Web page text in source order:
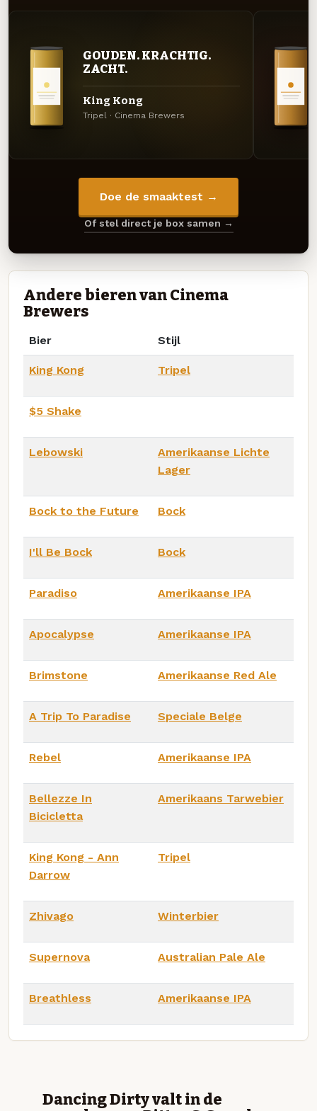
GOUDEN. KRACHTIG.
ZACHT.
King Kong
Tripel · Cinema Brewers
Doe de smaaktest →
Of stel direct je box samen →
Andere bieren van Cinema
Brewers
Bier Stijl
King Kong Tripel
$5 Shake
Lebowski
Amerikaanse Lichte
Lager
Bock to the Future Bock
I'll Be Bock Bock
Paradiso Amerikaanse IPA
Apocalypse Amerikaanse IPA
Brimstone Amerikaanse Red Ale
A Trip To Paradise Speciale Belge
Rebel Amerikaanse IPA
Bellezze In
Bicicletta
Amerikaans Tarwebier
King Kong - Ann
Darrow
Tripel
Zhivago Winterbier
Supernova Australian Pale Ale
Breathless Amerikaanse IPA
Dancing Dirty valt in de